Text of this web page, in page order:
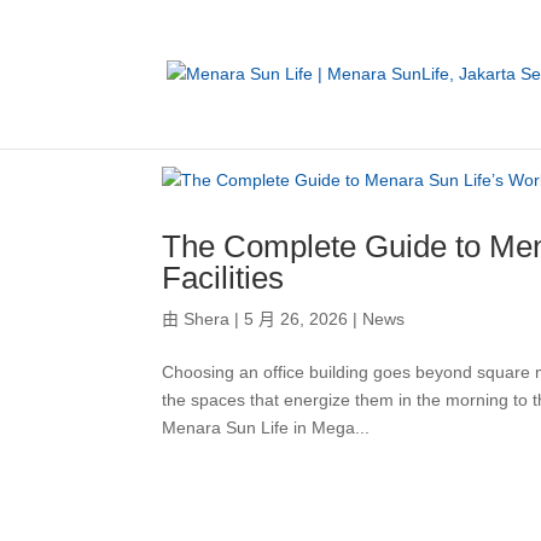
The Complete Guide to
Facilities
由 Shera | 5 月 26, 2026 | News
Choosing an office building goes beyond
the spaces that energize them in the morning to
Menara Sun Life in Mega...